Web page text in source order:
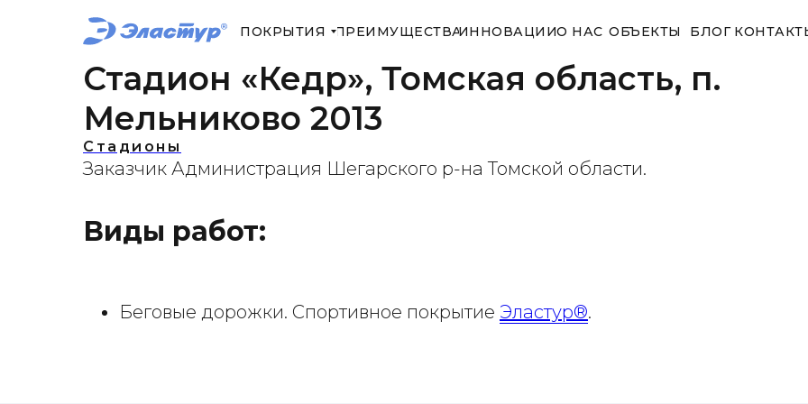
ПОКРЫТИЯ ПРЕИМУЩЕСТВАИННОВАЦИИО НАС ОБЪЕКТЫ БЛОГ
Стадион «Кедр», Томская область, п.
Мельниково 2013
Стадионы
Заказчик Администрация Шегарского р-на Томской области.
Виды работ:
Беговые дорожки. Спортивное покрытие Эластур®.